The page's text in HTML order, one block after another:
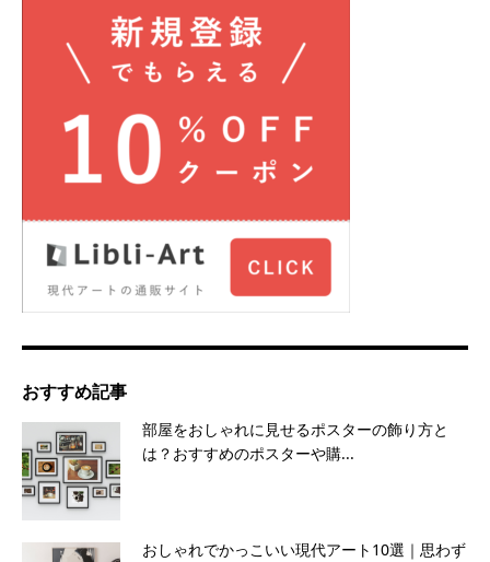
おすすめ記事
部屋をおしゃれに見せるポスターの飾り方と
は？おすすめのポスターや購...
おしゃれでかっこいい現代アート10選｜思わず